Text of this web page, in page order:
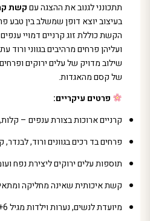
תתכונני לגנוב את ההצגה עםקשת
בעיצוב יוצא דופן שמשלב בין טבע
הקשת כוללת זוג קרניים דמויי
ועליהן פרחים מרהיבים בגווני ורוד
שילוב מדויק של עלים ירוקים
של קסם מהאגדות.
פרטים עיקריים:
קרניים ארוכות בצורת ענפים –
פרחים בד רכים בגוונים ורוד, לבנדר,
תוספות עלים ירוקים ליצירת נפח
קשת איכותית שאינה מחליקה
מיועדת לנשים, נערות וילדות מגיל 6+